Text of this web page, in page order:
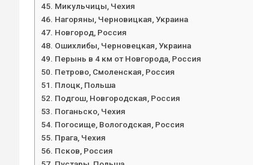
Микульчицы, Чехия
Нагоряны, Черновицкая, Украина
Новгород, Россия
Ошихлибы, Черновецкая, Украина
Перынь в 4 км от Новгорода, Россия
Петрово, Смоленская, Россия
Плоцк, Польша
Подгош, Новгородская, Россия
Поганьско, Чехия
Погосище, Вологодская, Россия
Прага, Чехия
Псков, Россия